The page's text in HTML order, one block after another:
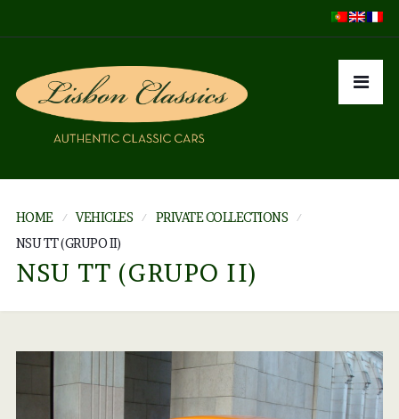
HOME VEHICLES
PRIVATE COLLECTIONS
NSU TT (GRUPO II)
NSU TT (GRUPO II)